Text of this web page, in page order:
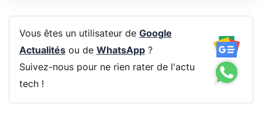
Vous êtes un utilisateur de Google
Actualitésou de WhatsApp?
Suivez-nous pour ne rien rater de l'actu
tech !